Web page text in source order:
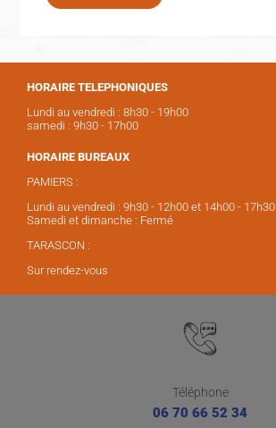
HORAIRE TELEPHONIQUES
Lundi au vendredi : 8h30 - 19h00
samedi : 9h30 - 17h00
HORAIRE BUREAUX
PAMIERS :
Lundi au vendredi : 9h30 - 12h00 et 14h00 - 17h30
Samedi et dimanche : Fermé
TARASCON :
Sur rendez-vous
Téléphone
06 70 66 52 34